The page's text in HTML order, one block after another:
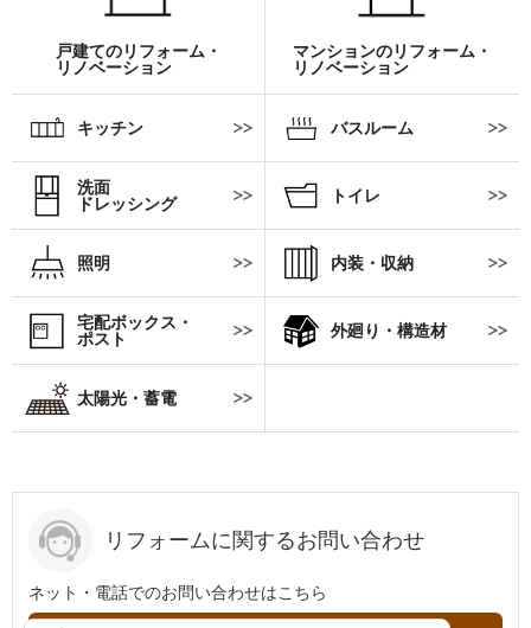
戸建てのリフォーム・
リノベーション
マンションのリフォーム・
リノベーション
キッチン バスルーム
洗面
ドレッシング
トイレ
照明 内装・収納
宅配ボックス・
ポスト
外廻り・構造材
太陽光・蓄電
リフォームに関するお問い合わせ
ネット・電話でのお問い合わせはこちら